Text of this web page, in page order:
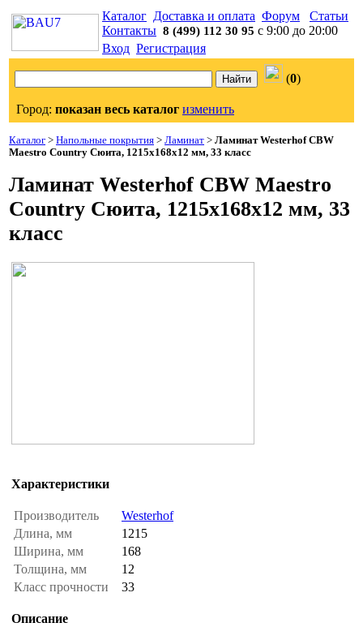
Каталог Доставка и оплата Форум
Статьи
Контакты 8 (499) 112 30 95 с 9:00 до 20:00
Вход Регистрация
(0)
Город: показан весь каталог изменить
Каталог > Напольные покрытия > Ламинат > Ламинат Westerhof CBW
Maestro Country Сюита, 1215х168х12 мм, 33 класс
Ламинат Westerhof CBW Maestro
Country Сюита, 1215х168х12 мм, 33
класс
Характеристики
Производитель
Westerhof
Длина, мм
1215
Ширина, мм
168
Толщина, мм
12
Класс прочности
33
Описание